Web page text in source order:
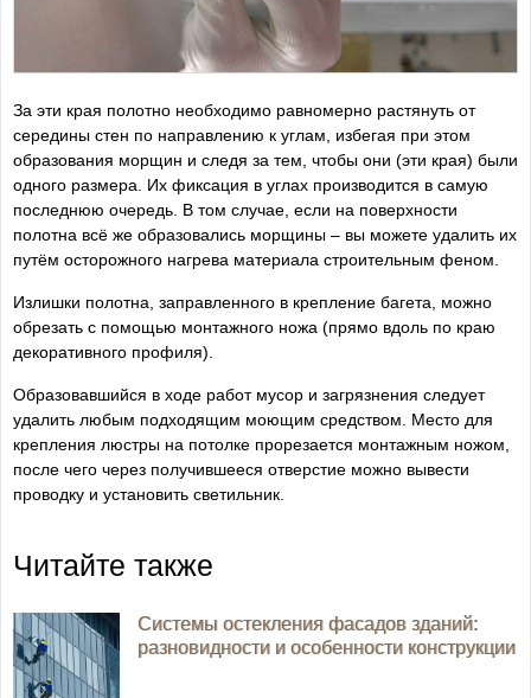
За эти края полотно необходимо равномерно растянуть от
середины стен по направлению к углам, избегая при этом
образования морщин и следя за тем, чтобы они (эти края) были
одного размера. Их фиксация в углах производится в самую
последнюю очередь. В том случае, если на поверхности
полотна всё же образовались морщины – вы можете удалить их
путём осторожного нагрева материала строительным феном.
Излишки полотна, заправленного в крепление багета, можно
обрезать с помощью монтажного ножа (прямо вдоль по краю
декоративного профиля).
Образовавшийся в ходе работ мусор и загрязнения следует
удалить любым подходящим моющим средством. Место для
крепления люстры на потолке прорезается монтажным ножом,
после чего через получившееся отверстие можно вывести
проводку и установить светильник.
Читайте также
Системы остекления фасадов зданий:
разновидности и особенности конструкции